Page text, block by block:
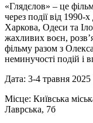
«Глядєлов» – це
через події від 1990-
Харкова, Одеси та
жахливих воєн,
фільму разом з
неминучості подій і
Дата: 3-4 травня 2025
Місце: Київська
Лаврська, 7б